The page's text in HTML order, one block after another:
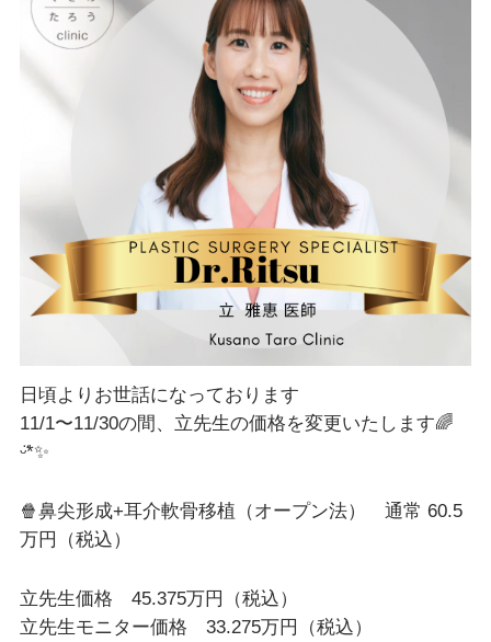
日頃よりお世話になっております
11/1〜11/30の間、立先生の価格を変更いたします🌈
ᵕ̈*✨
🍿鼻尖形成+耳介軟骨移植（オープン法） 通常 60.5
万円（税込）
立先生価格 45.375万円（税込）
立先生モニター価格 33.275万円（税込）